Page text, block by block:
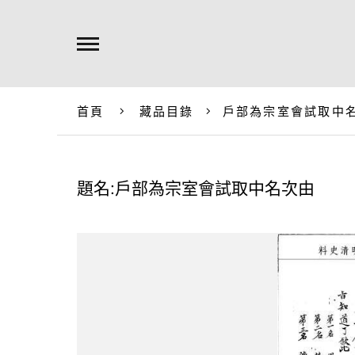
首頁 藏品目錄 戶部為宗室會試取中
題名:戶部為宗室會試取中名次由